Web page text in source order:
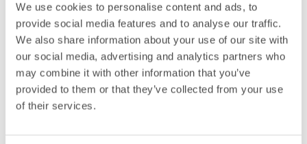
We use cookies to personalise content and ads, to
provide social media features and to analyse our traffic.
We also share information about your use of our site with
our social media, advertising and analytics partners who
may combine it with other information that you’ve
provided to them or that they’ve collected from your use
of their services.
resulterar i en slutgiltig riskbedömning, som utgör
grunden för de konkreta åtgärdsförslag och
adaptionsplaner som tas fram.
Vad innebär anpassningen till
olika hållbarhetscertifieringar?